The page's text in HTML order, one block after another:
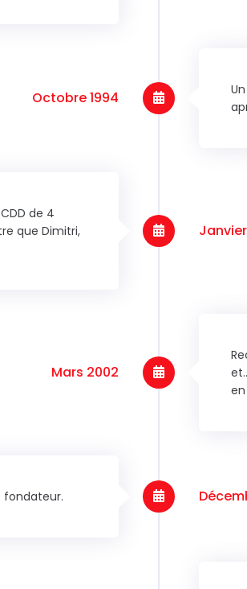
Octobre 1994
de 4
que Dimitri,
en
Mars 2002
fondateur.